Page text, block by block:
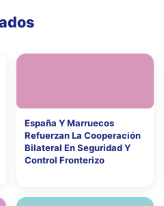
España Y Marruecos
Refuerzan La Cooperación
Bilateral En Seguridad Y
Control Fronterizo